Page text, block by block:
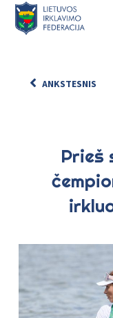
ANKSTESNIS
Prieš